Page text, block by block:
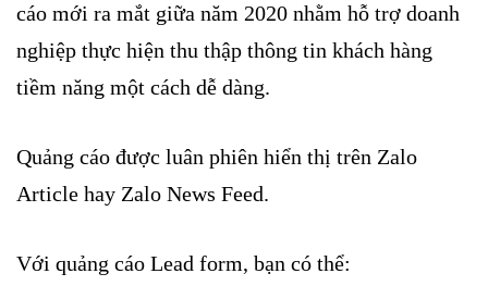
cáo mới ra mắt giữa năm 2020 nhằm hỗ trợ doanh
nghiệp thực hiện thu thập thông tin khách hàng
tiềm năng một cách dễ dàng.
Quảng cáo được luân phiên hiển thị trên Zalo
Article hay Zalo News Feed.
Với quảng cáo Lead form, bạn có thể: